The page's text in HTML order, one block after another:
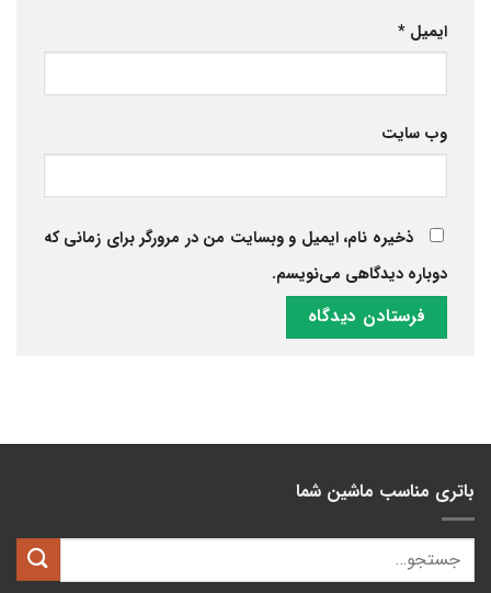
ایمیل *
وب‌ سایت
ذخیره نام، ایمیل و وبسایت من در مرورگر برای زمانی که
دوباره دیدگاهی می‌نویسم.
باتری مناسب ماشین شما